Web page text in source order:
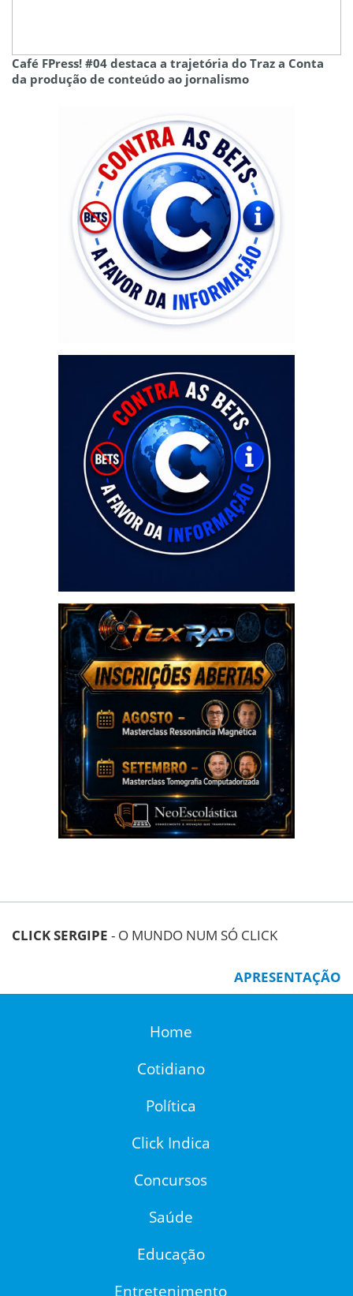
Café FPress! #04 destaca a trajetória do Traz a Conta
da produção de conteúdo ao jornalismo
CLICK SERGIPE - O MUNDO NUM SÓ CLICK
APRESENTAÇÃO
Home
Cotidiano
Política
Click Indica
Concursos
Saúde
Educação
Entretenimento